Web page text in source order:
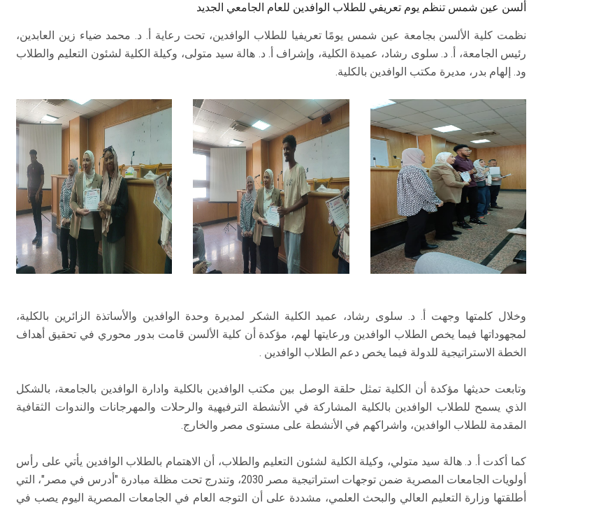
ألسن عين شمس تنظم يوم تعريفي للطلاب الوافدين للعام الجامعي الجديد
نظمت كلية الألسن بجامعة عين شمس يومًا تعريفيا للطلاب الوافدين، تحت رعاية أ. د. محمد ضياء زين العابدين،
رئيس الجامعة، أ. د. سلوى رشاد، عميدة الكلية، وإشراف أ. د. هالة سيد متولى، وكيلة الكلية لشئون التعليم والطلاب
ود. إلهام بدر، مديرة مكتب الوافدين بالكلية.
وخلال كلمتها وجهت أ. د. سلوى رشاد، عميد الكلية الشكر لمديرة وحدة الوافدين والأساتذة الزائرين بالكلية،
لمجهوداتها فيما يخص الطلاب الوافدين ورعايتها لهم، مؤكدة أن كلية الألسن قامت بدور محوري في تحقيق أهداف
الخطة الاستراتيجية للدولة فيما يخص دعم الطلاب الوافدين .
وتابعت حديثها مؤكدة أن الكلية تمثل حلقة الوصل بين مكتب الوافدين بالكلية وادارة الوافدين بالجامعة، بالشكل
الذي يسمح للطلاب الوافدين بالكلية المشاركة في الأنشطة الترفيهية والرحلات والمهرجانات والندوات الثقافية
المقدمة للطلاب الوافدين، واشراكهم في الأنشطة على مستوى مصر والخارج.
كما أكدت أ. د. هالة سيد متولي، وكيلة الكلية لشئون التعليم والطلاب، أن الاهتمام بالطلاب الوافدين يأتي على رأس
أولويات الجامعات المصرية ضمن توجهات استراتيجية مصر 2030، وتندرج تحت مظلة مبادرة "أدرس في مصر"، التي
أطلقتها وزارة التعليم العالي والبحث العلمي، مشددة على أن التوجه العام في الجامعات المصرية اليوم يصب في